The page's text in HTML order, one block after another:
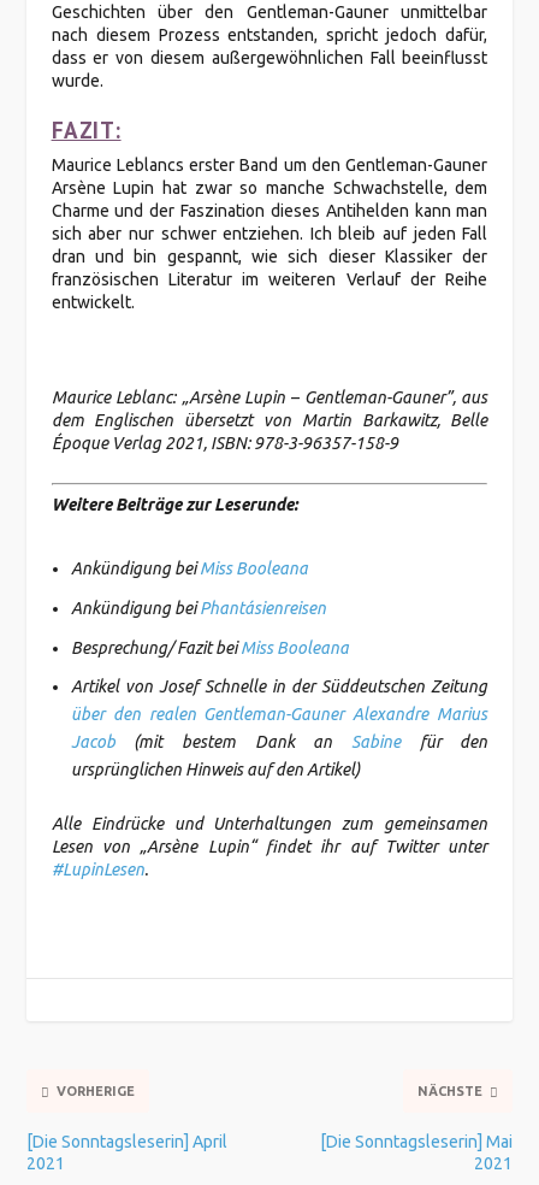
Geschichten über den Gentleman-Gauner unmittelbar
nach diesem Prozess entstanden, spricht jedoch dafür,
dass er von diesem außergewöhnlichen Fall beeinflusst
wurde.
FAZIT:
Maurice Leblancs erster Band um den Gentleman-Gauner
Arsène Lupin hat zwar so manche Schwachstelle, dem
Charme und der Faszination dieses Antihelden kann man
sich aber nur schwer entziehen. Ich bleib auf jeden Fall
dran und bin gespannt, wie sich dieser Klassiker der
französischen Literatur im weiteren Verlauf der Reihe
entwickelt.
Maurice Leblanc: „Arsène Lupin – Gentleman-Gauner”, aus
dem Englischen übersetzt von Martin Barkawitz, Belle
Époque Verlag 2021, ISBN: 978-3-96357-158-9
Weitere Beiträge zur Leserunde:
Ankündigung beiMiss Booleana
Ankündigung beiPhantásienreisen
Besprechung/ Fazit beiMiss Booleana
Artikel von Josef Schnelle in der Süddeutschen Zeitung
über den realen Gentleman-Gauner Alexandre Marius
Jacob(mit bestem Dank anSabinefür den
ursprünglichen Hinweis auf den Artikel)
Alle Eindrücke und Unterhaltungen zum gemeinsamen
Lesen von „Arsène Lupin“ findet ihr auf Twitter unter
#LupinLesen.
VORHERIGE
[Die Sonntagsleserin] April
2021
NÄCHSTE
[Die Sonntagsleserin] Mai
2021